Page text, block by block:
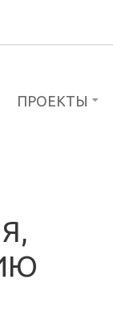
ПРОЕКТЫ